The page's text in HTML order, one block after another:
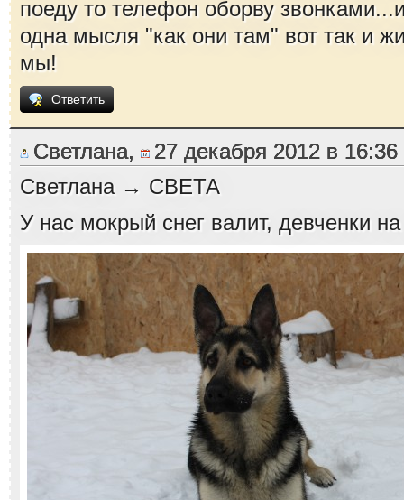
поеду то телефон оборву
одна мысля "как они там" вот так и
мы!
Ответить
Светлана,
27 декабря 2012 в 16:36
Светлана → СВЕТА
У нас мокрый снег валит, девченки